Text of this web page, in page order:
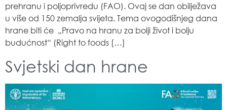
prehranu i poljoprivredu (FAO). Ovaj se dan obilježava
u više od 150 zemalja svijeta. Tema ovogodišnjeg dana
hrane biti će „Pravo na hranu za bolji život i bolju
budućnost“ (Right to foods […]
Svjetski dan hrane